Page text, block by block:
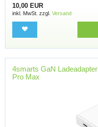
10,00 EUR
inkl. MwSt. zzgl. Versand
4smarts GaN
Pro Max